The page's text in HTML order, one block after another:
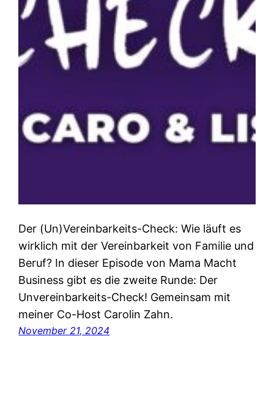
Der (Un)Vereinbarkeits-Check: Wie läuft es
wirklich mit der Vereinbarkeit von Familie und
Beruf? In dieser Episode von Mama Macht
Business gibt es die zweite Runde: Der
Unvereinbarkeits-Check! Gemeinsam mit
meiner Co-Host Carolin Zahn.
November 21, 2024